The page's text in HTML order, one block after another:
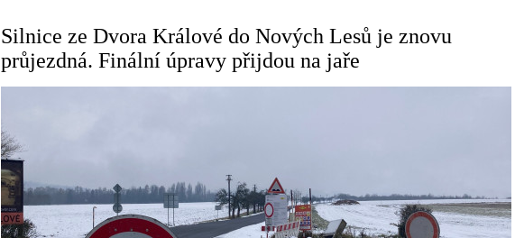
Silnice ze Dvora Králové do Nových Lesů je znovu
průjezdná. Finální úpravy přijdou na jaře